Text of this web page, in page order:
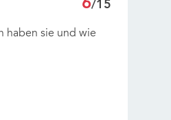
6/15
haben sie und wie